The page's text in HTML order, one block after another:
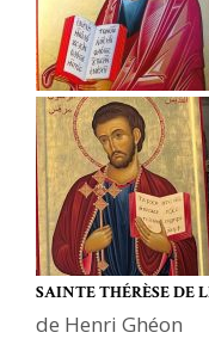
SAINTE THÉRÈSE DE
de Henri Ghéon